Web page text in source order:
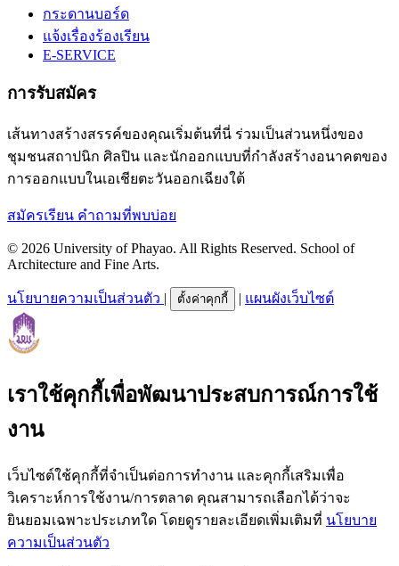
กระดานบอร์ด
แจ้งเรื่องร้องเรียน
E-SERVICE
การรับสมัคร
เส้นทางสร้างสรรค์ของคุณเริ่มต้นที่นี่ ร่วมเป็นส่วนหนึ่งของ
ชุมชนสถาปนิก ศิลปิน และนักออกแบบที่กำลังสร้างอนาคตของ
การออกแบบในเอเชียตะวันออกเฉียงใต้
สมัครเรียน คำถามที่พบบ่อย
© 2026 University of Phayao. All Rights Reserved. School of
Architecture and Fine Arts.
นโยบายความเป็นส่วนตัว | ตั้งค่าคุกกี้ | แผนผังเว็บไซต์
เราใช้คุกกี้เพื่อพัฒนาประสบการณ์การใช้
งาน
เว็บไซต์ใช้คุกกี้ที่จำเป็นต่อการทำงาน และคุกกี้เสริมเพื่อ
วิเคราะห์การใช้งาน/การตลาด คุณสามารถเลือกได้ว่าจะ
ยินยอมเฉพาะประเภทใด โดยดูรายละเอียดเพิ่มเติมที่ นโยบาย
ความเป็นส่วนตัว